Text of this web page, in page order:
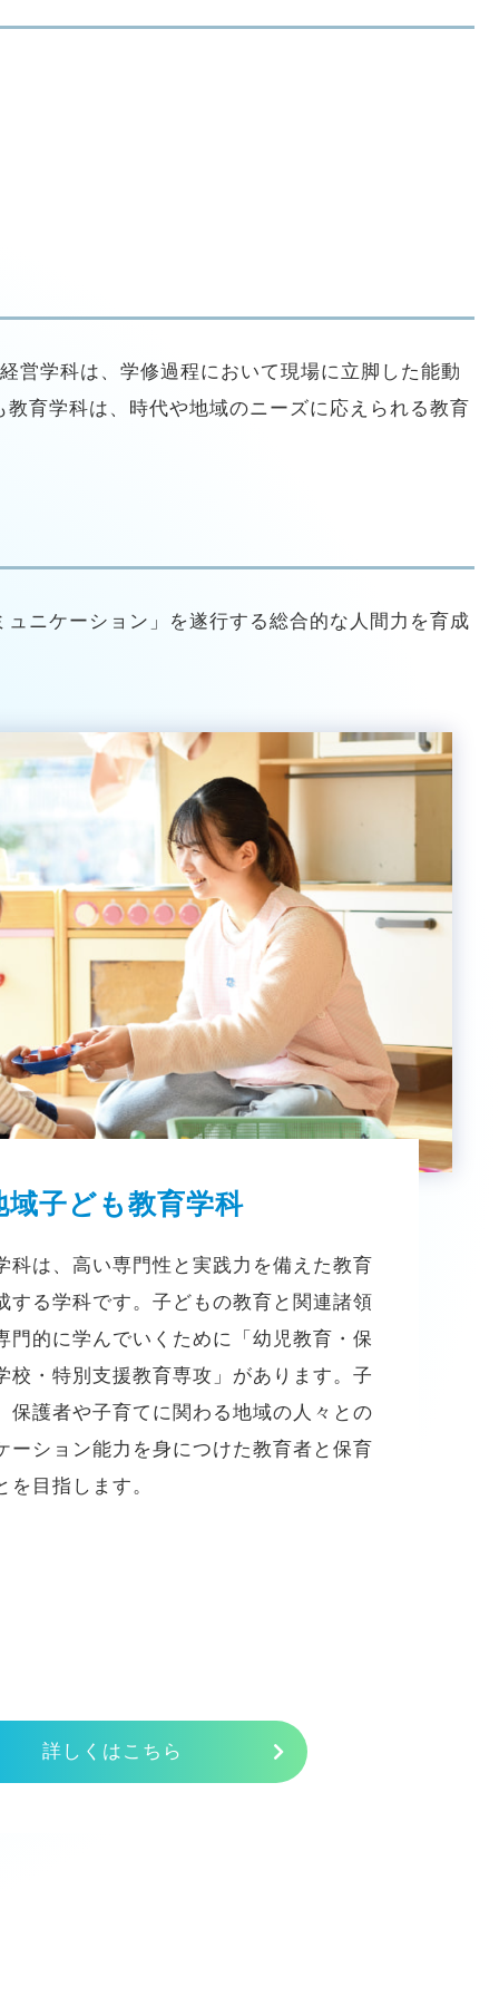
営学科は、学修過程において現場に立脚した能動
育学科は、時代や地域のニーズに応えられる教育
ニケーション」を遂行する総合的な人間力を育成
域子ども教育学科
科は、高い専門性と実践力を備えた教育
する学科です。子どもの教育と関連諸領
門的に学んでいくために「幼児教育・保
校・特別支援教育専攻」があります。子
保護者や子育てに関わる地域の人々との
ーション能力を身につけた教育者と保育
目指します。
詳しくはこちら